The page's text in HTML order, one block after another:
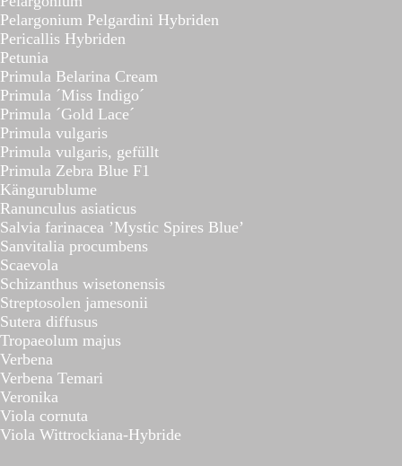
Pelargonium Pelgardini Hybriden
Pericallis Hybriden
Petunia
Primula Belarina Cream
Primula ´Miss Indigo´
Primula ´Gold Lace´
Primula vulgaris
Primula vulgaris, gefüllt
Primula Zebra Blue F1
Kängurublume
Ranunculus asiaticus
Salvia farinacea ’Mystic Spires Blue’
Sanvitalia procumbens
Scaevola
Schizanthus wisetonensis
Streptosolen jamesonii
Sutera diffusus
Tropaeolum majus
Verbena
Verbena Temari
Veronika
Viola cornuta
Viola Wittrockiana-Hybride